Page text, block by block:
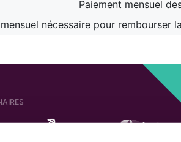
Paiement mensuel
nécessaire pour rembourser